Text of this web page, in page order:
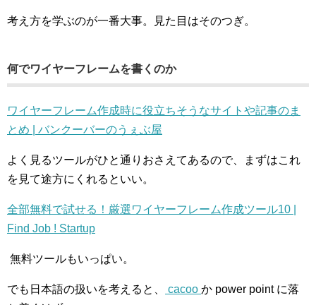
考え方を学ぶのが一番大事。見た目はそのつぎ。
何でワイヤーフレームを書くのか
ワイヤーフレーム作成時に役立ちそうなサイトや記事のま
とめ | バンクーバーのうぇぶ屋
よく見るツールがひと通りおさえてあるので、まずはこれ
を見て途方にくれるといい。
全部無料で試せる！厳選ワイヤーフレーム作成ツール10 |
Find Job ! Startup
無料ツールもいっぱい。
でも日本語の扱いを考えると、 cacoo か power point に落